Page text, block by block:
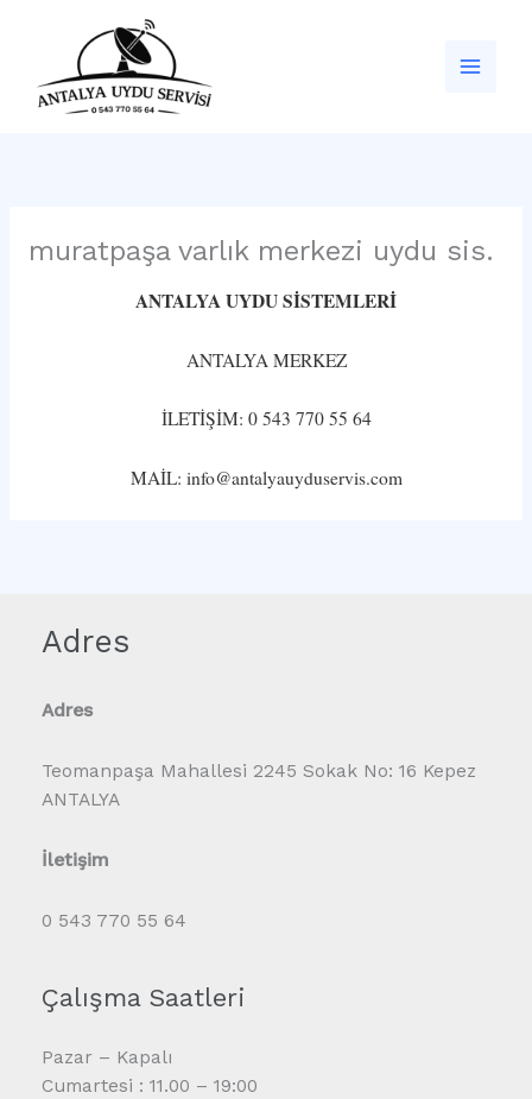
muratpaşa varlık merkezi uydu sis.
ANTALYA UYDU SİSTEMLERİ
ANTALYA MERKEZ
İLETİŞİM: 0 543 770 55 64
MAİL: info@antalyauyduservis.com
Adres
Adres
Teomanpaşa Mahallesi 2245 Sokak No: 16 Kepez
ANTALYA
İletişim
0 543 770 55 64
Çalışma Saatleri
Pazar – Kapalı
Cumartesi : 11.00 – 19:00